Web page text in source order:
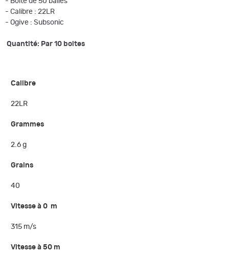
- Calibre : 22LR
- Ogive : Subsonic
Quantité: Par 10 boites
Calibre
22LR
Grammes
2.6 g
Grains
40
Vitesse à 0 m
315 m/s
Vitesse à 50 m